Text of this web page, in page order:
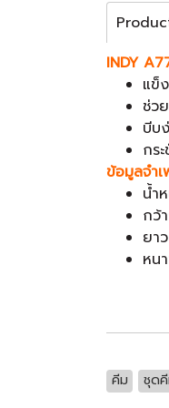
INDY
แข็
ช่ว
บีบ
กร
ข้อมูลจำเ
น้ำ
กว้
ยา
หน
คีม ชุด